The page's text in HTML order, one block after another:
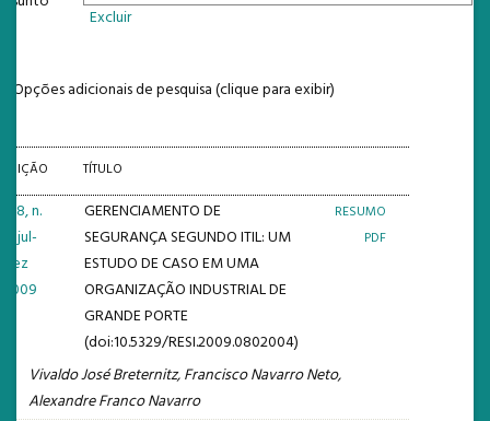
Excluir
Opções adicionais de pesquisa (clique para exibir)
EDIÇÃO TÍTULO
v. 8, n.
2: jul-
dez
2009
GERENCIAMENTO DE
SEGURANÇA SEGUNDO ITIL: UM
ESTUDO DE CASO EM UMA
ORGANIZAÇÃO INDUSTRIAL DE
GRANDE PORTE
(doi:10.5329/RESI.2009.0802004)
RESUMO
PDF
Vivaldo José Breternitz, Francisco Navarro Neto,
Alexandre Franco Navarro